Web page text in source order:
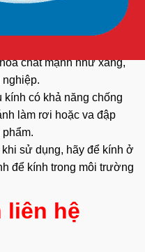
Nên dùng dung
chất mạnh như xăng,
nghiệp.
kính có khả năng chống
làm rơi hoặc va đập
khi sử dụng, hãy để kính ở
để kính trong môi trường
liên hệ